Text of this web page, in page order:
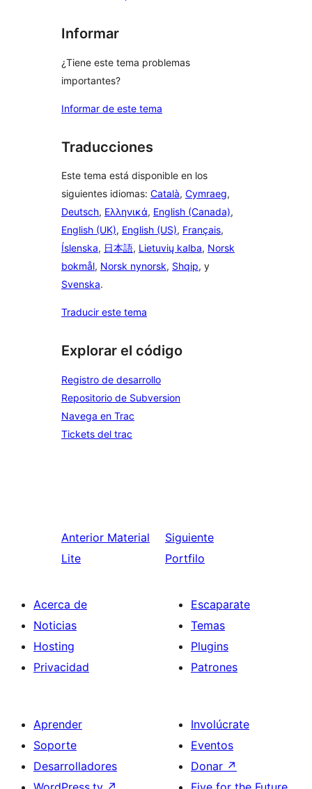
Informar
¿Tiene este tema problemas
importantes?
Informar de este tema
Traducciones
Este tema está disponible en los
siguientes idiomas: Català, Cymraeg,
Deutsch, Ελληνικά, English (Canada),
English (UK), English (US), Français,
Íslenska, 日本語, Lietuvių kalba, Norsk
bokmål, Norsk nynorsk, Shqip, y
Svenska.
Traducir este tema
Explorar el código
Registro de desarrollo
Repositorio de Subversion
Navega en Trac
Tickets del trac
Anterior Material
Lite
Siguiente
Portfilo
Acerca de
Noticias
Hosting
Privacidad
Escaparate
Temas
Plugins
Patrones
Aprender
Soporte
Desarrolladores
Involúcrate
Eventos
Donar ↗